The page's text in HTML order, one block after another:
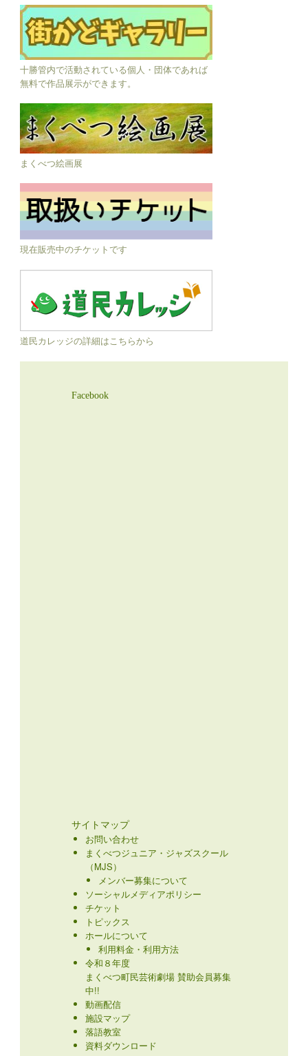
十勝管内で活動されている個人・団体であれば
無料で作品展示ができます。
まくべつ絵画展
現在販売中のチケットです
道民カレッジの詳細はこちらから
Facebook
サイトマップ
お問い合わせ
まくべつジュニア・ジャズスクール
（MJS）
メンバー募集について
ソーシャルメディアポリシー
チケット
トピックス
ホールについて
利用料金・利用方法
令和８年度
まくべつ町民芸術劇場 賛助会員募集
中!!
動画配信
施設マップ
落語教室
資料ダウンロード